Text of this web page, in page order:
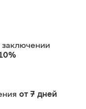
заключении
от 7 дней